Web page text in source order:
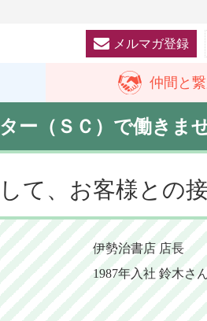
メルマガ登録
仲間と
ー（ＳＣ）で働きま
て、お客様との
伊勢治書店 店長
1987年入社 鈴木さ